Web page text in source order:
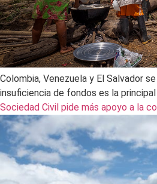
Colombia, Venezuela y El Salvador
insuficiencia de fondos es la
Sociedad Civil pide más apoyo a la